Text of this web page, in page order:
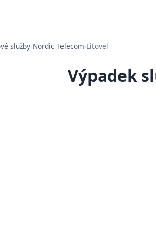
služby›Nordic Telecom›Litovel
Výpadek